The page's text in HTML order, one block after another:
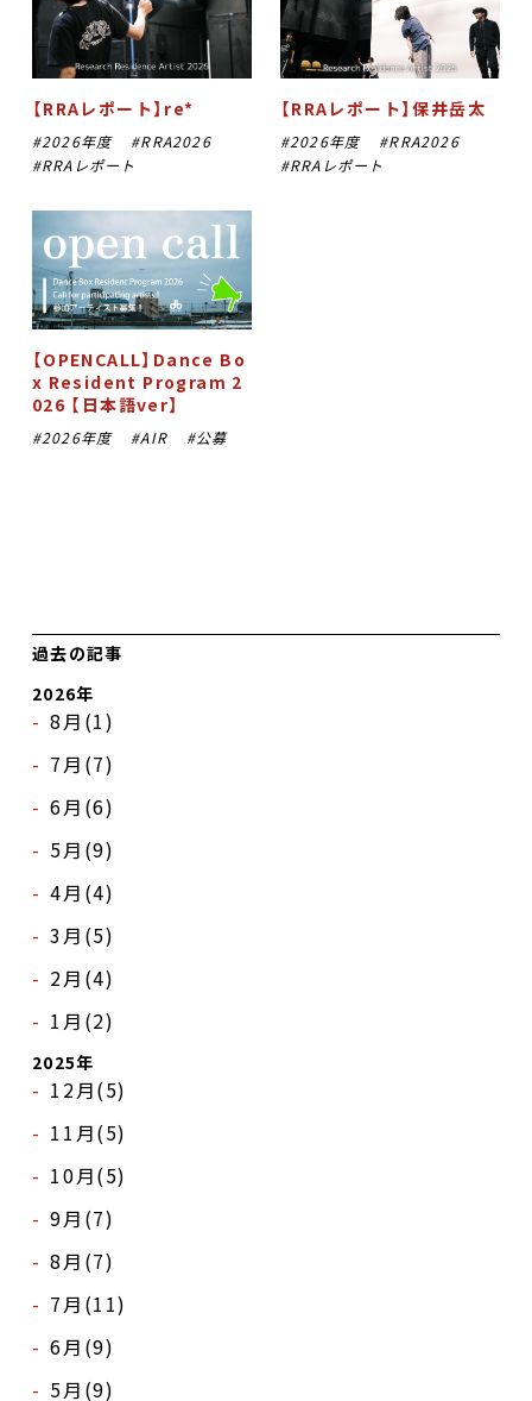
【RRAレポート】re*
2026年度
RRA2026
RRAレポート
【RRAレポート】保井岳太
2026年度
RRA2026
RRAレポート
【OPENCALL】Dance Bo
x Resident Program 2
026 【日本語ver】
2026年度 AIR 公募
過去の記事
2026年
8月(1)
7月(7)
6月(6)
5月(9)
4月(4)
3月(5)
2月(4)
1月(2)
2025年
12月(5)
11月(5)
10月(5)
9月(7)
8月(7)
7月(11)
6月(9)
5月(9)